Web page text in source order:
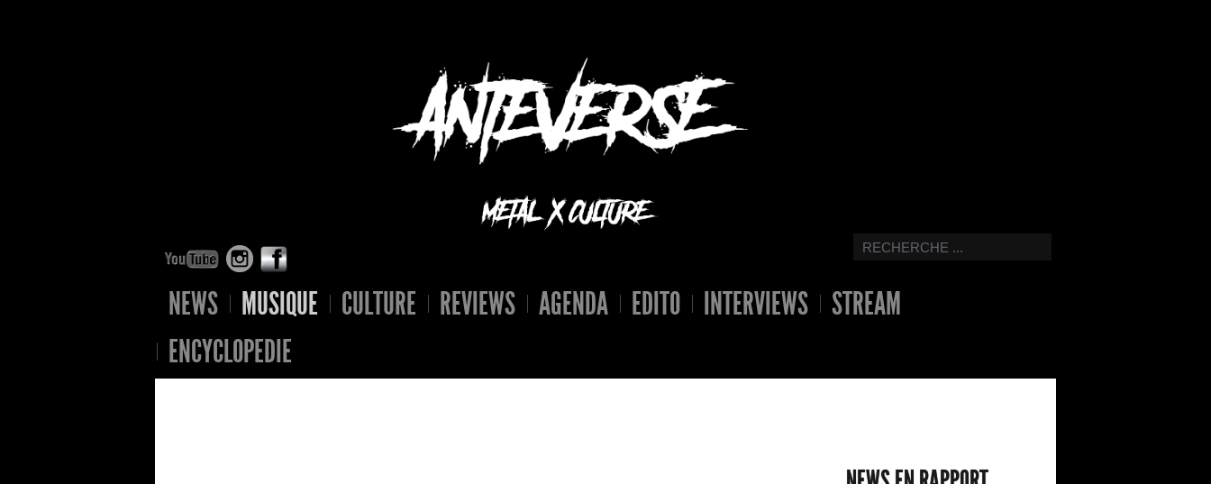
NEWS MUSIQUE CULTURE REVIEWS AGENDA EDITO INTERVIEWS
STREAM
ENCYCLOPEDIE